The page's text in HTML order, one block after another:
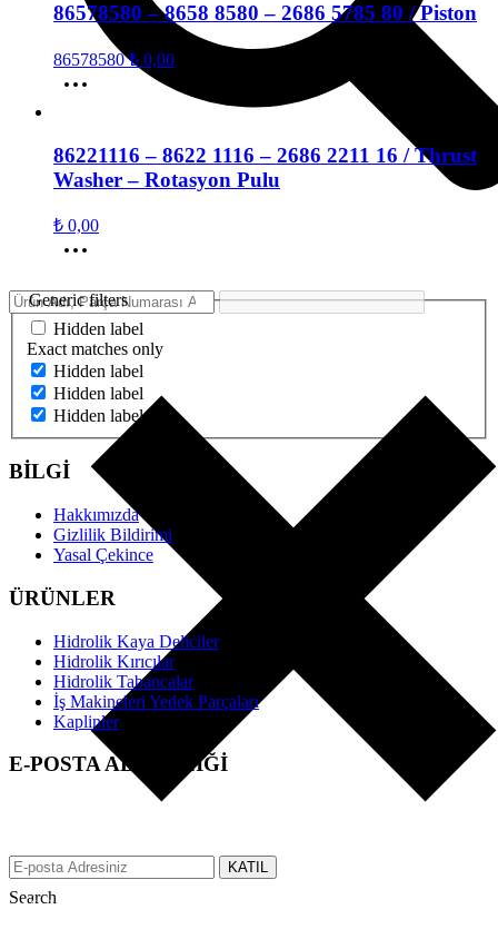
86578580 – 8658 8580 – 2686 5785 80 / Piston
86578580₺ 0,00
86221116 – 8622 1116 – 2686 2211 16 / Thrust
Washer – Rotasyon Pulu
₺ 0,00
Search
Generic filters
Hidden label
Exact matches only
Hidden label
Hidden label
Hidden label
BİLGİ
Hakkımızda
Gizlilik Bildirimi
Yasal Çekince
ÜRÜNLER
Hidrolik Kaya Deliciler
Hidrolik Kırıcılar
Hidrolik Tabancalar
İş Makineleri Yedek Parçaları
Kaplinler
E-POSTA ABONELİĞİ
EFS üzerinden tüm gelişmeler hakkında anında bilgi almak için e-
KATIL
Made with ♥ by tbtcreative.com © 2019 efsgrup.com.tr All rights